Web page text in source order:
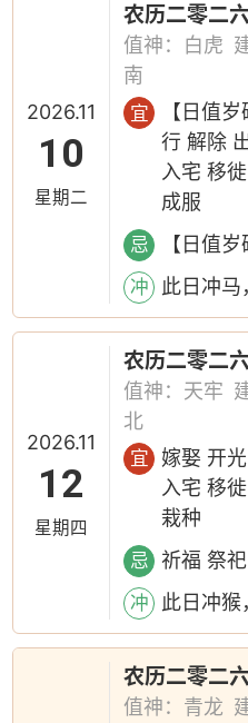
2026.11
10
星期二
农历二零二
值神：白虎
南
宜
【日值
行 解除
入宅 移
成服
忌 【日值
冲 此日冲马
2026.11
12
星期四
农历二零二
值神：天牢
北
宜 嫁娶 开
入宅 移
栽种
忌 祈福 祭
冲 此日冲
农历二零二
值神：青龙